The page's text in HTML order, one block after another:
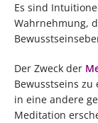
Es sind
Wahrnehmung,
Der Zweck der
Bewusstseins
in eine andere
Meditation